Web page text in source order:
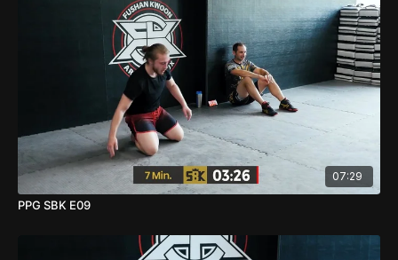
07:29
PPG SBK E09